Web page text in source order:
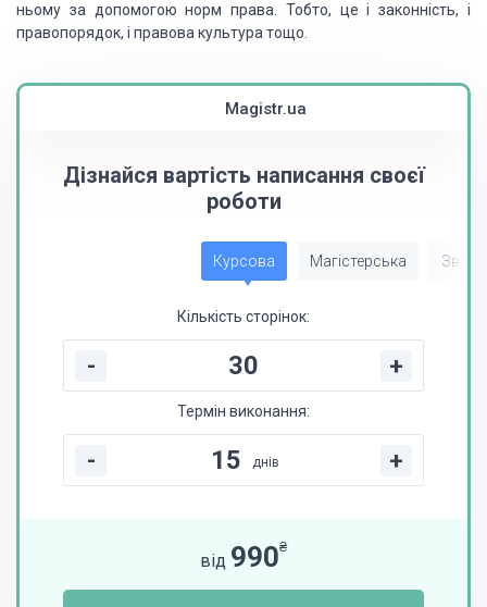
ньому за допомогою норм права. Тобто, це і законність, і
правопорядок, і правова культура тощо.
Magistr.ua
Дізнайся вартість написання своєї
роботи
Курсова Магістерська Звіт
Кількість сторінок:
- +
Термін виконання:
- днів +
від 990₴